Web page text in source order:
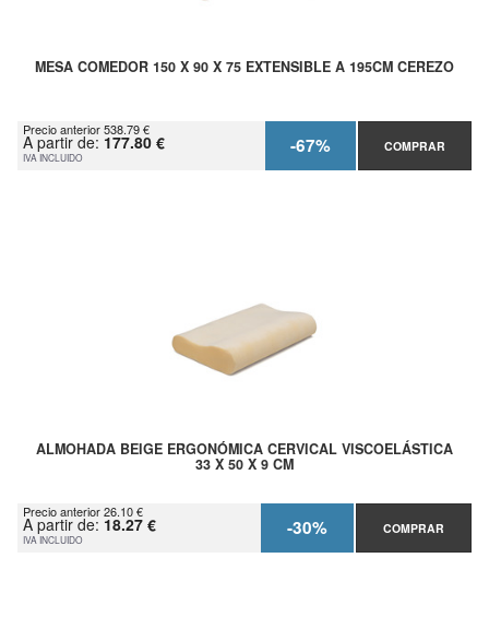
MESA COMEDOR 150 X 90 X 75 EXTENSIBLE A 195CM CEREZO
Precio anterior 538.79 €
A partir de: 177.80 €
IVA INCLUIDO -67% COMPRAR
ALMOHADA BEIGE ERGONÓMICA CERVICAL VISCOELÁSTICA
33 X 50 X 9 CM
Precio anterior 26.10 €
A partir de: 18.27 €
IVA INCLUIDO -30% COMPRAR